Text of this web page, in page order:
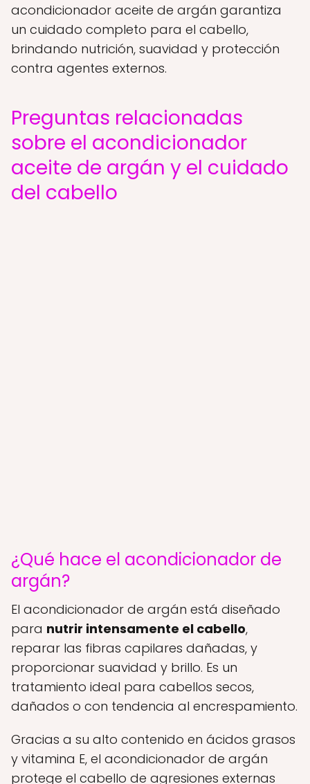
acondicionador aceite de argán garantiza
un cuidado completo para el cabello,
brindando nutrición, suavidad y protección
contra agentes externos.
Preguntas relacionadas
sobre el acondicionador
aceite de argán y el cuidado
del cabello
¿Qué hace el acondicionador de
argán?
El acondicionador de argán está diseñado
para nutrir intensamente el cabello,
reparar las fibras capilares dañadas, y
proporcionar suavidad y brillo. Es un
tratamiento ideal para cabellos secos,
dañados o con tendencia al encrespamiento.
Gracias a su alto contenido en ácidos grasos
y vitamina E, el acondicionador de argán
protege el cabello de agresiones externas